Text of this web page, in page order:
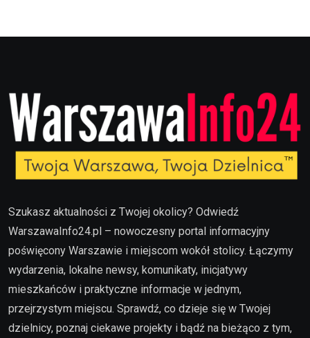
Szukasz aktualności z Twojej okolicy? Odwiedź
WarszawaInfo24.pl – nowoczesny portal informacyjny
poświęcony Warszawie i miejscom wokół stolicy. Łączymy
wydarzenia, lokalne newsy, komunikaty, inicjatywy
mieszkańców i praktyczne informacje w jednym,
przejrzystym miejscu. Sprawdź, co dzieje się w Twojej
dzielnicy, poznaj ciekawe projekty i bądź na bieżąco z tym,